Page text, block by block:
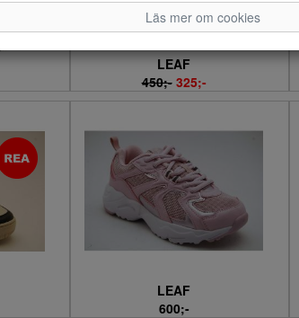
LEAF
450;- 325;-
LEAF
600;-
Läs mer om cookies